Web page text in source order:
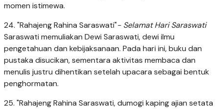
momen istimewa.
24. "Rahajeng Rahina Saraswati"- Selamat Hari Saraswati
Saraswati memuliakan Dewi Saraswati, dewi ilmu
pengetahuan dan kebijaksanaan. Pada hari ini, buku dan
pustaka disucikan, sementara aktivitas membaca dan
menulis justru dihentikan setelah upacara sebagai bentuk
penghormatan.
25. "Rahajeng Rahina Saraswati, dumogi kaping ajian setata